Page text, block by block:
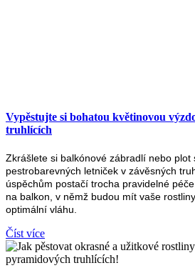
Vypěstujte si bohatou květinovou
truhlících
Zkrášlete si balkónové zábradlí nebo plot
pestrobarevných letniček v závěsných
úspěchům postačí trocha pravidelné
na balkon, v němž budou mít vaše
optimální vláhu.
Číst více